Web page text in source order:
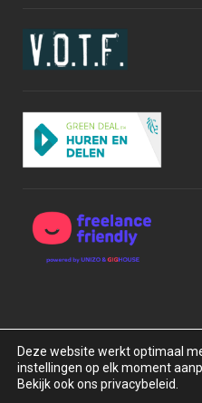
Copyright © 2015-2026
voorbehouden.
Deze website werkt optimaal
instellingen op elk moment
Bekijk ook ons privacybeleid.